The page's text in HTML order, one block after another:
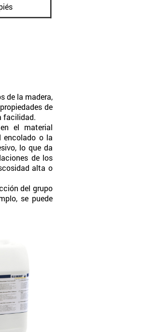
de la madera,
de
facilidad.
el material
encolado o la
lo que da
de los
alta o
del grupo
se puede